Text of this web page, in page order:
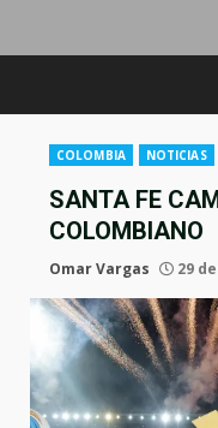
COLOMBIA NOTICIAS
SANTA FE
COLOMBIANO
Omar Vargas 29